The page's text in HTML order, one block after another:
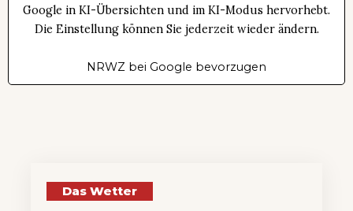
Google in KI-Übersichten und im KI-Modus hervorhebt.
Die Einstellung können Sie jederzeit wieder ändern.
NRWZ bei Google bevorzugen
Das Wetter